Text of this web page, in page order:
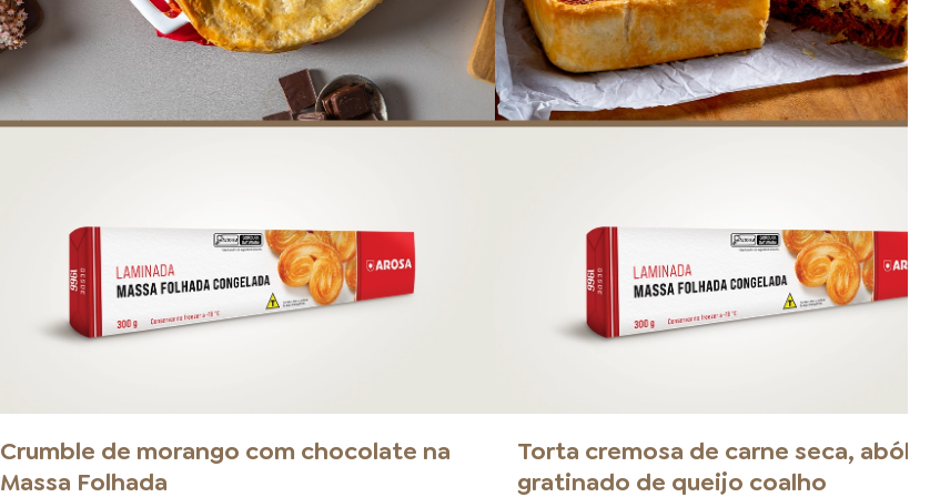
Crumble de morango com chocolate na
Massa Folhada
Torta cremosa de carne seca,
gratinado de queijo coalho